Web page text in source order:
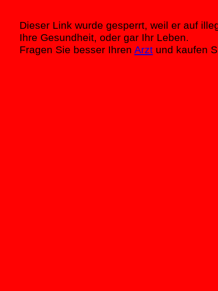
Dieser Link wurde gesperrt, weil er auf
Ihre Gesundheit, oder gar Ihr Leben.
Fragen Sie besser Ihren Arzt und kaufen